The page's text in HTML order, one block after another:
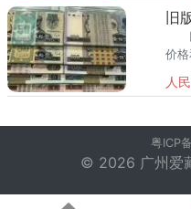
有
以
价
对
人
粤ICP
© 2026 广州爱